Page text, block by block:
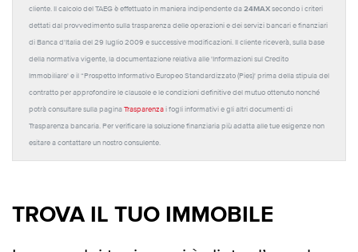
cliente. Il calcolo del TAEG è effettuato in maniera indipendente da 24MAX secondo i criteri
dettati dal provvedimento sulla trasparenza delle operazioni e dei servizi bancari e finanziari
di Banca d'Italia del 29 luglio 2009 e successive modificazioni. Il cliente riceverà, sulla base
della normativa vigente, la documentazione relativa alle 'Informazioni sul Credito
Immobiliare' e il “Prospetto Informativo Europeo Standardizzato (Pies)' prima della stipula del
contratto per approfondire le clausole e le condizioni definitive del mutuo ottenuto nonché
potrà consultare sulla pagina Trasparenza i fogli informativi e gli altri documenti di
Trasparenza bancaria. Per verificare la soluzione finanziaria più adatta alle tue esigenze non
esitare a contattare un nostro consulente.
TROVA IL TUO IMMOBILE